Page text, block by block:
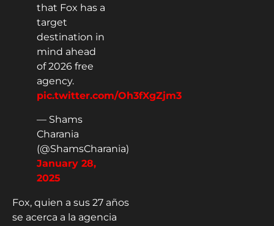
that Fox has a
target
destination in
mind ahead
of 2026 free
agency.
pic.twitter.com/Oh3fXgZjm3
— Shams
Charania
(@ShamsCharania)
January 28,
2025
Fox, quien a sus 27 años
se acerca a la agencia